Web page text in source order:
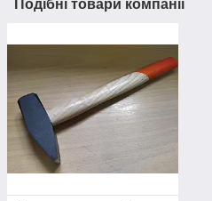
Подібні товари компанії